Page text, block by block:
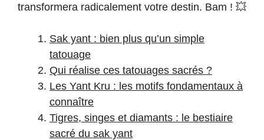
transformera radicalement votre destin. Bam ! 💥
Sak yant : bien plus qu’un simple
tatouage
Qui réalise ces tatouages sacrés ?
Les Yant Kru : les motifs fondamentaux à
connaître
Tigres, singes et diamants : le bestiaire
sacré du sak yant